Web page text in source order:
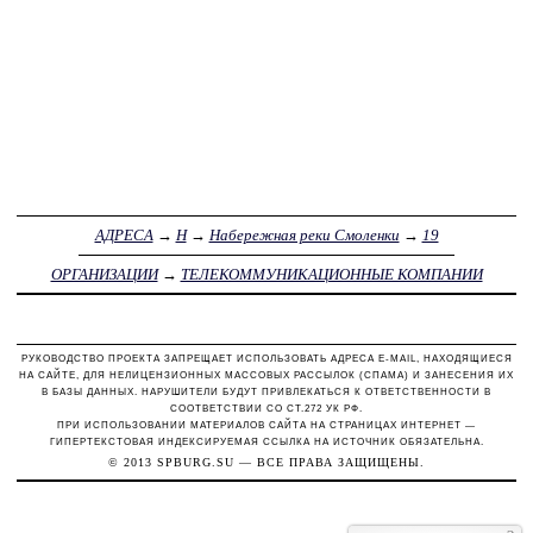
АДРЕСА→ Н→ Набережная реки Смоленки → 19
ОРГАНИЗАЦИИ→ ТЕЛЕКОММУНИКАЦИОННЫЕ КОМПАНИИ
РУКОВОДСТВО ПРОЕКТА ЗАПРЕЩАЕТ ИСПОЛЬЗОВАТЬ АДРЕСА E-MAIL, НАХОДЯЩИЕСЯ
НА САЙТЕ, ДЛЯ НЕЛИЦЕНЗИОННЫХ МАССОВЫХ РАССЫЛОК (СПАМА) И ЗАНЕСЕНИЯ ИХ
В БАЗЫ ДАННЫХ. НАРУШИТЕЛИ БУДУТ ПРИВЛЕКАТЬСЯ К ОТВЕТСТВЕННОСТИ В
СООТВЕТСТВИИ СО СТ.272 УК РФ.
ПРИ ИСПОЛЬЗОВАНИИ МАТЕРИАЛОВ САЙТА НА СТРАНИЦАХ ИНТЕРНЕТ —
ГИПЕРТЕКСТОВАЯ ИНДЕКСИРУЕМАЯ ССЫЛКА НА ИСТОЧНИК ОБЯЗАТЕЛЬНА.
© 2013 SPBURG.SU — ВСЕ ПРАВА ЗАЩИЩЕНЫ.